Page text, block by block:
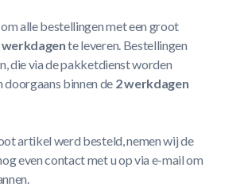
alle bestellingen met een groot
werkdagente leveren. Bestellingen
die via de pakketdienst worden
doorgaans binnen de 2 werkdagen
artikel werd besteld, nemen wij de
even contact met u op via e-mail om